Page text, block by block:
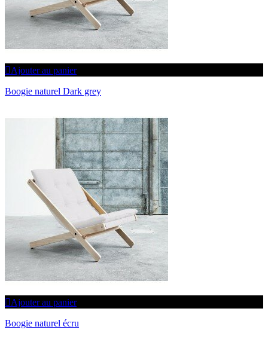
Ajouter au panier
Boogie naturel Dark grey
Ajouter au panier
Boogie naturel écru